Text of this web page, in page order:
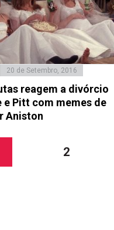
20 de Setembro, 2016
reagem a divórcio
e Pitt com memes de
Aniston
Página
2